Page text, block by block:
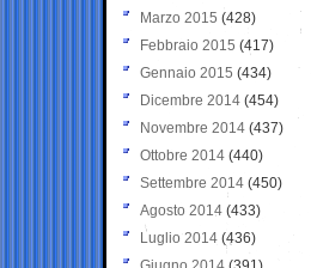
Marzo 2015 (428)
Febbraio 2015 (417)
Gennaio 2015 (434)
Dicembre 2014 (454)
Novembre 2014 (437)
Ottobre 2014 (440)
Settembre 2014 (450)
Agosto 2014 (433)
Luglio 2014 (436)